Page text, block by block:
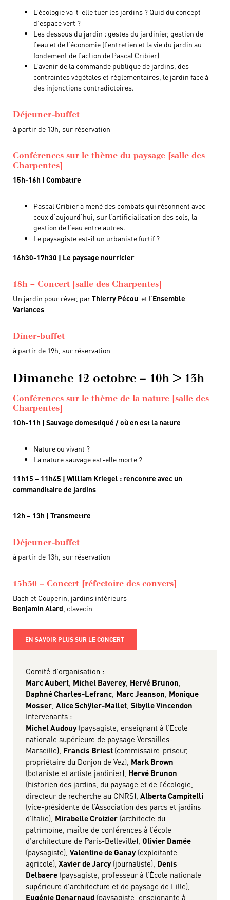
L’écologie va-t-elle tuer les jardins ? Quid du concept
d’espace vert ?
Les dessous du jardin : gestes du jardinier, gestion de
l’eau et de l’économie (l’entretien et la vie du jardin au
fondement de l’action de Pascal Cribier)
L’avenir de la commande publique de jardins, des
contraintes végétales et règlementaires, le jardin face à
des injonctions contradictoires.
Déjeuner-buffet
à partir de 13h, sur réservation
Conférences sur le thème du paysage [salle des
Charpentes]
15h-16h | Combattre
Pascal Cribier a mené des combats qui résonnent avec
ceux d’aujourd’hui, sur l’artificialisation des sols, la
gestion de l’eau entre autres.
Le paysagiste est-il un urbaniste furtif ?
16h30-17h30 | Le paysage nourricier
18h – Concert [salle des Charpentes]
Un jardin pour rêver, parThierry Pécou et l’Ensemble
Variances
Dîner-buffet
à partir de 19h, sur réservation
Dimanche 12 octobre – 10h > 13h
Conférences sur le thème de la nature [salle des
Charpentes]
10h-11h | Sauvage domestiqué / où en est la nature
Nature ou vivant ?
La nature sauvage est-elle morte ?
11h15 – 11h45 | William Kriegel : rencontre avec un
commanditaire de jardins
12h – 13h | Transmettre
Déjeuner-buffet
à partir de 13h, sur réservation
15h30 – Concert [réfectoire des convers]
Bach et Couperin, jardins intérieurs
Benjamin Alard , clavecin
EN SAVOIR PLUS SUR LE CONCERT
Comité d’organisation :
Marc Aubert, Michel Baverey, Hervé Brunon,
Daphné Charles-Lefranc, Marc Jeanson, Monique
Mosser, Alice Schÿler-Mallet, Sibylle Vincendon
Intervenants :
Michel Audouy(paysagiste, enseignant à l’Ecole
nationale supérieure de paysage Versailles-
Marseille), Francis Briest (commissaire-priseur,
propriétaire du Donjon de Vez), Mark Brown
(botaniste et artiste jardinier), Hervé Brunon
(historien des jardins, du paysage et de l’écologie,
directeur de recherche au CNRS), Alberta Campitelli
(vice-présidente de l’Association des parcs et jardins
d’Italie), Mirabelle Croizier (architecte du
patrimoine, maître de conférences à l’école
d’architecture de Paris-Belleville), Olivier Damée
(paysagiste), Valentine de Ganay(exploitante
agricole), Xavier de Jarcy(journaliste), Denis
Delbaere (paysagiste, professeur à l’École nationale
supérieure d’architecture et de paysage de Lille),
Eugénie Denarnaud (paysagiste, enseignante à